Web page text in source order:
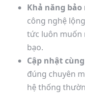
Khả năng
công nghệ
tức luôn muốn
bạo.
Cập nhật
đúng chuyên
hệ thống